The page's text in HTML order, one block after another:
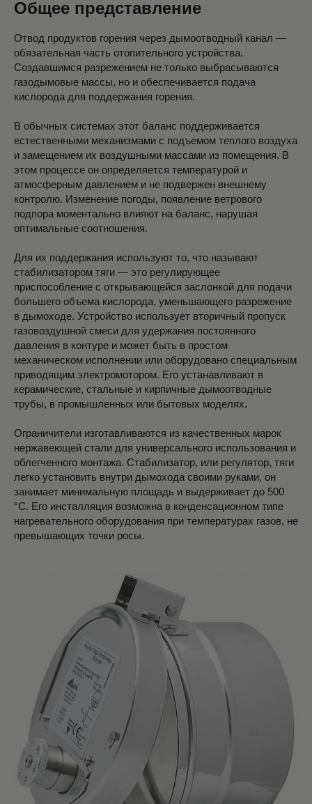
Общее представление
Отвод продуктов горения через дымоотводный канал —
обязательная часть отопительного устройства.
Создавшимся разрежением не только выбрасываются
газодымовые массы, но и обеспечивается подача
кислорода для поддержания горения.
В обычных системах этот баланс поддерживается
естественными механизмами с подъемом теплого воздуха
и замещением их воздушными массами из помещения. В
этом процессе он определяется температурой и
атмосферным давлением и не подвержен внешнему
контролю. Изменение погоды, появление ветрового
подпора моментально влияют на баланс, нарушая
оптимальные соотношения.
Для их поддержания используют то, что называют
стабилизатором тяги — это регулирующее
приспособление с открывающейся заслонкой для подачи
большего объема кислорода, уменьшающего разрежение
в дымоходе. Устройство использует вторичный пропуск
газовоздушной смеси для удержания постоянного
давления в контуре и может быть в простом
механическом исполнении или оборудовано специальным
приводящим электромотором. Его устанавливают в
керамические, стальные и кирпичные дымоотводные
трубы, в промышленных или бытовых моделях.
Ограничители изготавливаются из качественных марок
нержавеющей стали для универсального использования и
облегченного монтажа. Стабилизатор, или регулятор, тяги
легко установить внутри дымохода своими руками, он
занимает минимальную площадь и выдерживает до 500
°C. Его инсталляция возможна в конденсационном типе
нагревательного оборудования при температурах газов, не
превышающих точки росы.